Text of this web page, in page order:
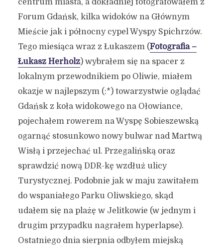
centrum miasta, a dokładniej fotografowałem z
Forum Gdańsk, kilka widoków na Głównym
Mieście jak i północny cypel Wyspy Spichrzów.
Tego miesiąca wraz z Łukaszem (Fotografia –
Łukasz Herholz) wybrałem się na spacer z
lokalnym przewodnikiem po Oliwie, miałem
okazje w najlepszym (:*) towarzystwie oglądać
Gdańsk z koła widokowego na Ołowiance,
pojechałem rowerem na Wyspę Sobieszewską
ogarnąć stosunkowo nowy bulwar nad Martwą
Wisłą i przejechać ul. Przegalińską oraz
sprawdzić nową DDR-kę wzdłuż ulicy
Turystycznej. Podobnie jak w maju zawitałem
do wspaniałego Parku Oliwskiego, skąd
udałem się na plażę w Jelitkowie (w jednym i
drugim przypadku nagrałem hyperlapse).
Ostatniego dnia sierpnia odbyłem miejską